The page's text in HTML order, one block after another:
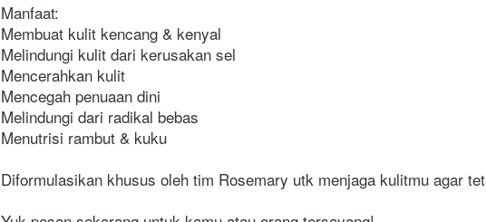
Manfaat:
Membuat kulit kencang & kenyal
Melindungi kulit dari kerusakan sel
Mencerahkan kulit
Mencegah penuaan dini
Melindungi dari radikal bebas
Menutrisi rambut & kuku
Diformulasikan khusus oleh tim Rosemary utk menjaga kulitmu agar